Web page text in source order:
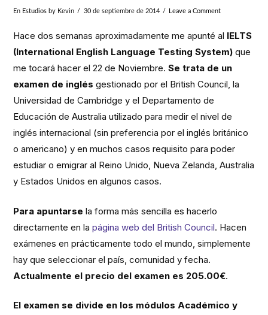
En Estudios by Kevin 30 de septiembre de 2014 Leave a Comment
Hace dos semanas aproximadamente me apunté al IELTS
(International English Language Testing System) que
me tocará hacer el 22 de Noviembre.Se trata de un
examen de inglés gestionado por el British Council, la
Universidad de Cambridge y el Departamento de
Educación de Australia utilizado para medir el nivel de
inglés internacional (sin preferencia por el inglés británico
o americano) y en muchos casos requisito para poder
estudiar o emigrar al Reino Unido, Nueva Zelanda, Australia
y Estados Unidos en algunos casos.
Para apuntarse la forma más sencilla es hacerlo
directamente en lapágina web del British Council. Hacen
exámenes en prácticamente todo el mundo, simplemente
hay que seleccionar el país, comunidad y fecha.
Actualmente el precio del examen es 205.00€.
El examen se divide en los módulos Académico y